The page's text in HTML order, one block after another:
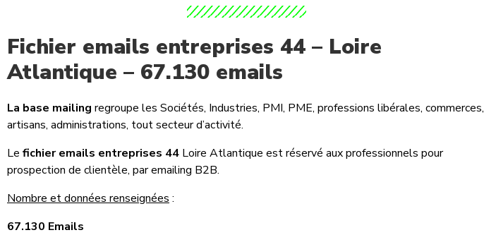
Fichier emails entreprises 44 – Loire
Atlantique – 67.130 emails
La base mailing regroupe les Sociétés, Industries, PMI, PME, professions libérales, commerces,
artisans, administrations, tout secteur d’activité.
Le fichier emails entreprises 44 Loire Atlantique est réservé aux professionnels pour
prospection de clientèle, par emailing B2B.
Nombre et données renseignées :
67.130 Emails